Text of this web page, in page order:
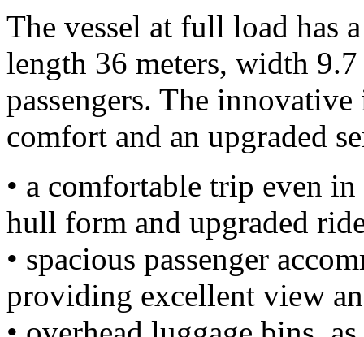
The vessel at full load has
length 36 meters, width
passengers. The
comfort and an upgraded
• a comfortable trip even
hull form and upgraded
• spacious passenger
providing excellent view